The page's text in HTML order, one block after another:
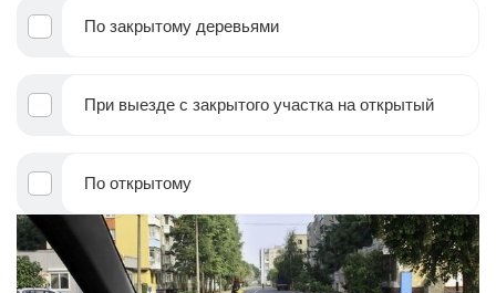
По закрытому деревьями
При выезде с закрытого участка на открытый
По открытому